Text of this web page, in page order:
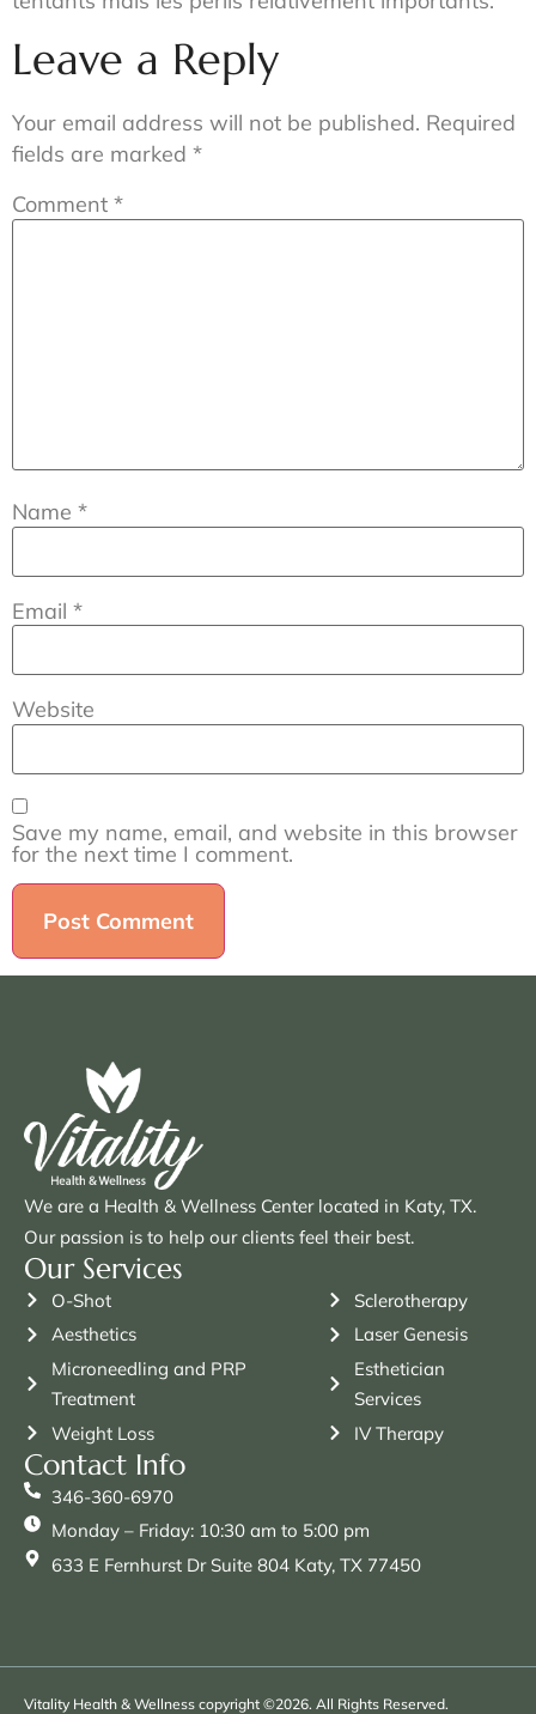
Leave a Reply
Your email address will not be published. Required
fields are marked *
Comment *
Name *
Email *
Website
Save my name, email, and website in this browser
for the next time I comment.
We are a Health & Wellness Center located in Katy, TX.
Our passion is to help our clients feel their best.
Our Services
O-Shot
Aesthetics
Microneedling and PRP
Treatment
Weight Loss
Sclerotherapy
Laser Genesis
Esthetician
Services
IV Therapy
Contact Info
346-360-6970
Monday – Friday: 10:30 am to 5:00 pm
633 E Fernhurst Dr Suite 804 Katy, TX 77450
Vitality Health & Wellness copyright ©2026. All Rights Reserved.